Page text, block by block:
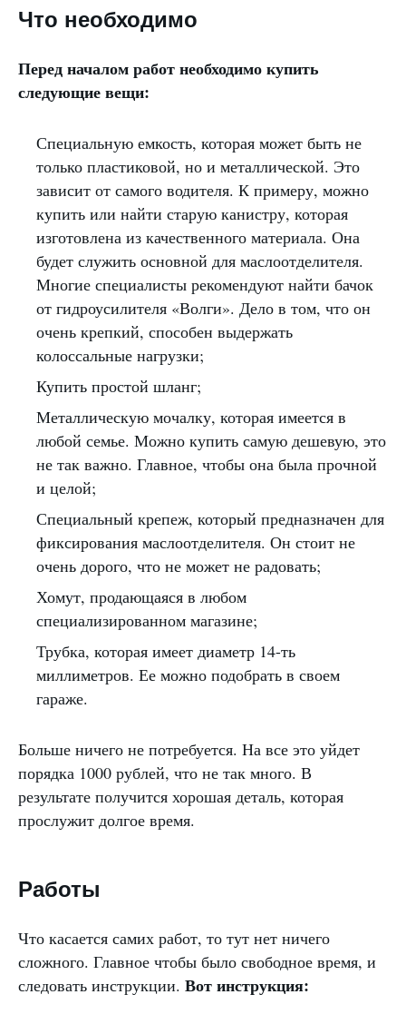
Что необходимо
Перед началом работ необходимо купить
следующие вещи:
Специальную емкость, которая может быть не
только пластиковой, но и металлической. Это
зависит от самого водителя. К примеру, можно
купить или найти старую канистру, которая
изготовлена из качественного материала. Она
будет служить основной для маслоотделителя.
Многие специалисты рекомендуют найти бачок
от гидроусилителя «Волги». Дело в том, что он
очень крепкий, способен выдержать
колоссальные нагрузки;
Купить простой шланг;
Металлическую мочалку, которая имеется в
любой семье. Можно купить самую дешевую, это
не так важно. Главное, чтобы она была прочной
и целой;
Специальный крепеж, который предназначен для
фиксирования маслоотделителя. Он стоит не
очень дорого, что не может не радовать;
Хомут, продающаяся в любом
специализированном магазине;
Трубка, которая имеет диаметр 14-ть
миллиметров. Ее можно подобрать в своем
гараже.
Больше ничего не потребуется. На все это уйдет
порядка 1000 рублей, что не так много. В
результате получится хорошая деталь, которая
прослужит долгое время.
Работы
Что касается самих работ, то тут нет ничего
сложного. Главное чтобы было свободное время, и
следовать инструкции. Вот инструкция: